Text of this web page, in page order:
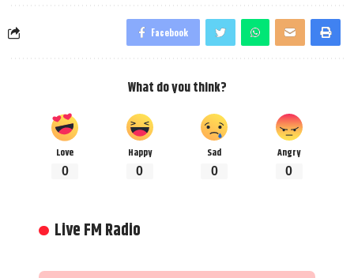
Facebook
What do you think?
Love
0
Happy
0
Sad
0
Angry
0
Live FM Radio